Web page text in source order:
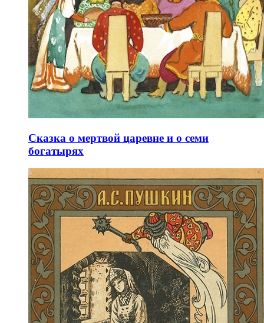
Сказка о мертвой царевне и о семи
богатырях